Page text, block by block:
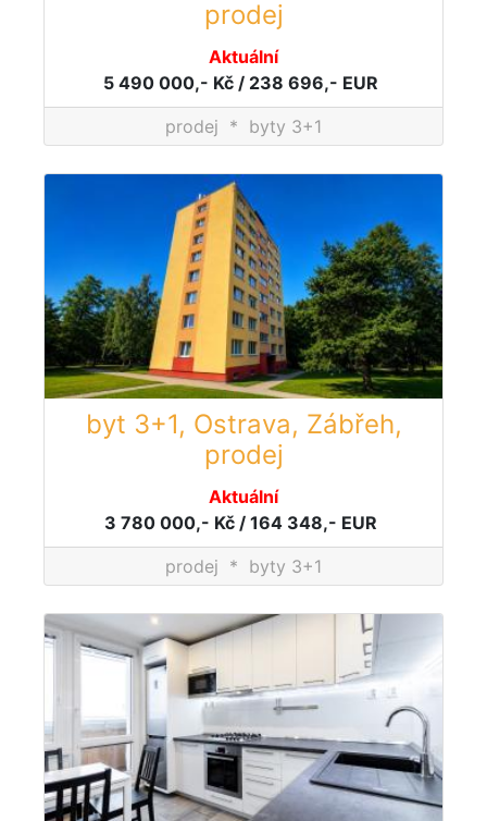
prodej
Aktuální
5 490 000,- Kč / 238 696,- EUR
prodej * byty 3+1
byt 3+1, Ostrava, Zábřeh,
prodej
Aktuální
3 780 000,- Kč / 164 348,- EUR
prodej * byty 3+1